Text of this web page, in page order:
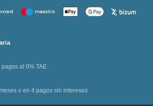
al 0% TAE
o en 4 pagos sin intereses